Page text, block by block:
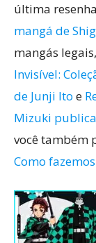
última
mangá de
mangás
Invisível:
de Junji Ito e
Mizuki
você também
Como